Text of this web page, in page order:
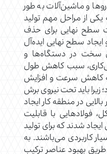
و ماشین‌آلات به طور
از مراحل مهم تولید
سطح نهایی برای حذف
سطح نهایی ایده‌آل
سخت در دستگاه‌ها و
سبب کاهش طول
کاهش سرعت و افزایش
باید تحت نیروی برش
بالایی در منطقه کار ایجاد
فولادهایی با قابلیت
شدند که برای تولید
کاربردی می‌باشند. به
بهبود عناصر ترکیب